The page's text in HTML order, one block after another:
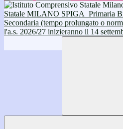
Statale MILANO SPIGA Primaria
Secondaria (tempo prolungato o
l'a.s. 2026/27 inizieranno il 14